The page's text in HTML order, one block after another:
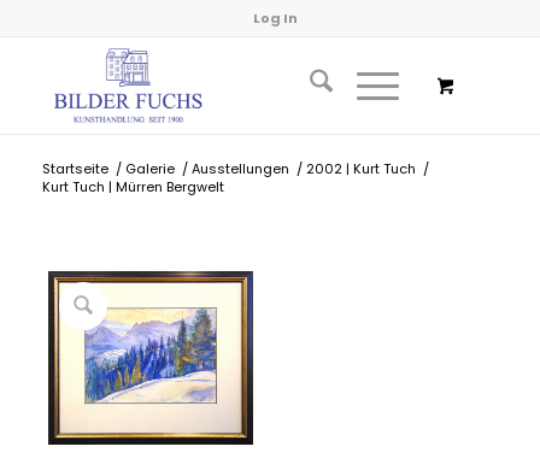
Log In
Startseite / Galerie / Ausstellungen / 2002 | Kurt Tuch /
Kurt Tuch | Mürren Bergwelt